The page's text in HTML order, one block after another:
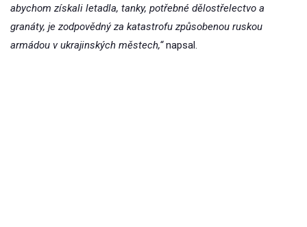
abychom získali letadla, tanky, potřebné dělostřelectvo a
granáty, je zodpovědný za katastrofu způsobenou ruskou
armádou v ukrajinských městech,“napsal.